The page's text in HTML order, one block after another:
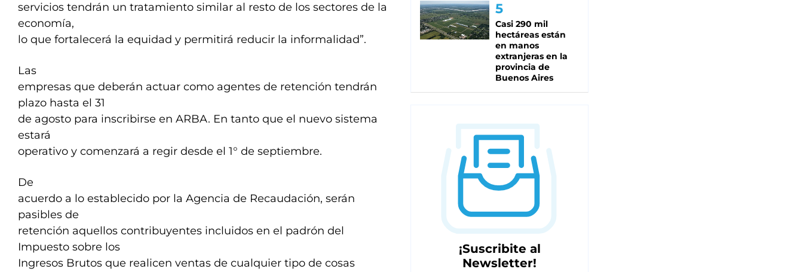
servicios tendrán un tratamiento similar al resto de los sectores de la
economía,
lo que fortalecerá la equidad y permitirá reducir la informalidad”.
Las
empresas que deberán actuar como agentes de retención tendrán
plazo hasta el 31
de agosto para inscribirse en ARBA. En tanto que el nuevo sistema
estará
operativo y comenzará a regir desde el 1° de septiembre.
De
acuerdo a lo establecido por la Agencia de Recaudación, serán
pasibles de
retención aquellos contribuyentes incluidos en el padrón del
Impuesto sobre los
Ingresos Brutos que realicen ventas de cualquier tipo de cosas
Casi 290 mil
hectáreas están
en manos
extranjeras en la
provincia de
Buenos Aires
¡Suscribite al
Newsletter!